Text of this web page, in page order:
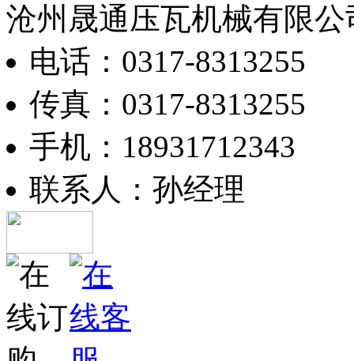
沧州晟通压瓦机械有限公
电话：0317-8313255
传真：0317-8313255
手机：18931712343
联系人：孙经理